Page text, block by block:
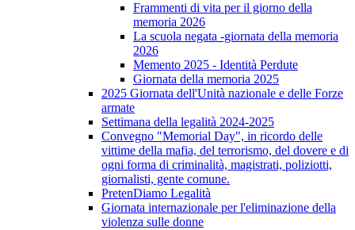
Frammenti di vita per il giorno della
memoria 2026
La scuola negata -giornata della memoria
2026
Memento 2025 - Identità Perdute
Giornata della memoria 2025
2025 Giornata dell'Unità nazionale e delle Forze
armate
Settimana della legalità 2024-2025
Convegno "Memorial Day", in ricordo delle
vittime della mafia, del terrorismo, del dovere e di
ogni forma di criminalità, magistrati, poliziotti,
giornalisti, gente comune.
PretenDiamo Legalità
Giornata internazionale per l'eliminazione della
violenza sulle donne